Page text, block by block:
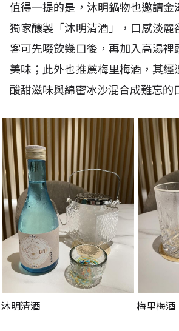
值得一提的是，沐明鍋物也邀請金
獨家釀製「沐明清酒」，口感淡麗
客可先啜飲幾口後，再加入高湯裡
美味；此外也推薦梅里梅酒，其經
酸甜滋味與綿密冰沙混合成難忘的
沐明清酒 梅里梅酒